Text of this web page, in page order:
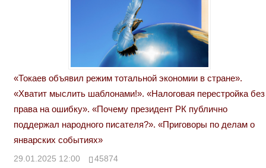
«Токаев объявил режим тотальной экономии в стране».
«Хватит мыслить шаблонами!». «Налоговая перестройка без
права на ошибку». «Почему президент РК публично
поддержал народного писателя?». «Приговоры по делам о
январских событиях»
29.01.2025 12:00 45874